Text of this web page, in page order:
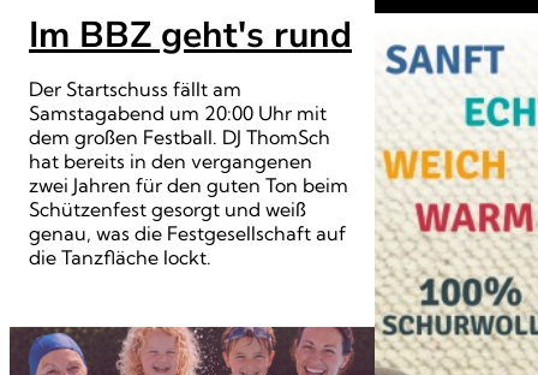
Im BBZ geht's rund
Der Startschuss fällt am
Samstagabend um 20:00 Uhr mit
dem großen Festball. DJ ThomSch
hat bereits in den vergangenen
zwei Jahren für den guten Ton beim
Schützenfest gesorgt und weiß
genau, was die Festgesellschaft auf
die Tanzfläche lockt.